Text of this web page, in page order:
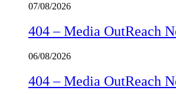
07/08/2026
404 – Media OutReach
06/08/2026
404 – Media OutReach